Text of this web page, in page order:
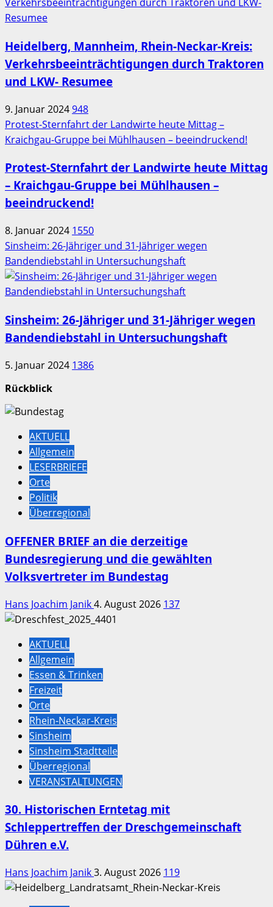
Heidelberg, Mannheim, Rhein-Neckar-Kreis:
Verkehrsbeeinträchtigungen durch Traktoren
und LKW- Resumee
9. Januar 2024948
Protest-Sternfahrt der Landwirte heute Mittag –
Kraichgau-Gruppe bei Mühlhausen – beeindruckend!
Protest-Sternfahrt der Landwirte heute Mittag
– Kraichgau-Gruppe bei Mühlhausen –
beeindruckend!
8. Januar 2024 1550
Sinsheim: 26-Jähriger und 31-Jähriger wegen
Bandendiebstahl in Untersuchungshaft
Sinsheim: 26-Jähriger und 31-Jähriger wegen
Bandendiebstahl in Untersuchungshaft
5. Januar 2024 1386
Rückblick
AKTUELL
Allgemein
LESERBRIEFE
Orte
Politik
Überregional
OFFENER BRIEF an die derzeitige
Bundesregierung und die gewählten
Volksvertreter im Bundestag
Hans Joachim Janik4. August 2026 137
AKTUELL
Allgemein
Essen & Trinken
Freizeit
Orte
Rhein-Neckar-Kreis
Sinsheim
Sinsheim Stadtteile
Überregional
VERANSTALTUNGEN
30. Historischen Erntetag mit
Schleppertreffen der Dreschgemeinschaft
Dühren e.V.
Hans Joachim Janik3. August 2026 119